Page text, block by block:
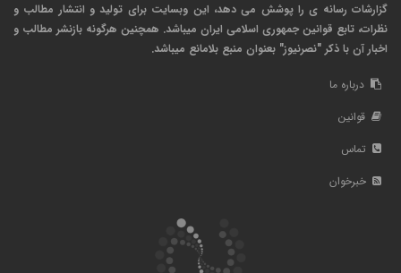
گزارشات رسانه ی را پوشش می دهد، این وبسایت برای تولید و انتشار مطالب و
نظرات، تابع قوانین جمهوری اسلامی ایران میباشد. همچنین هرگونه بازنشر مطالب و
اخبار آن با ذکر "نصرنیوز" بعنوان منبع بلامانع میباشد.
درباره ما
قوانین
تماس
خبرخوان